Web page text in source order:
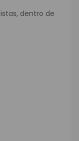
dentro de